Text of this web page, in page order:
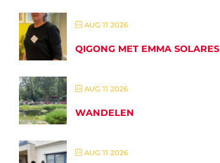
AUG 11 2026
QIGONG MET EMMA SOLARES
AUG 11 2026
WANDELEN
AUG 11 2026